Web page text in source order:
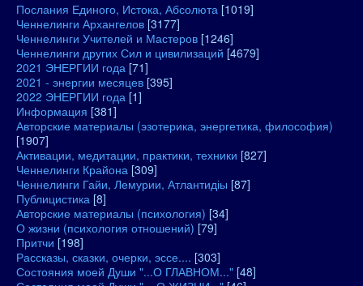
Послания Единого, Истока, Абсолюта [1019]
Ченнелинги Архангелов [3177]
Ченнелинги Учителей и Мастеров [1246]
Ченнелинги других Сил и цивилизаций [4679]
2021 ЭНЕРГИИ года [71]
2021 - энергии месяцев [395]
2022 ЭНЕРГИИ года [1]
Информация [381]
Авторские материалы (эзотерика, энергетика, философия)
[1907]
Активации, медитации, практики, техники [827]
Ченнелинги Крайона [309]
Ченнелинги Гайи, Лемурии, Атлантидіы [87]
Публицистика [8]
Авторские материалы (психология) [34]
О жизни (психология отношений) [79]
Притчи [198]
Рассказы, сказки, очерки, эссе.... [303]
Состояния моей Души "...О ГЛАВНОМ..." [48]